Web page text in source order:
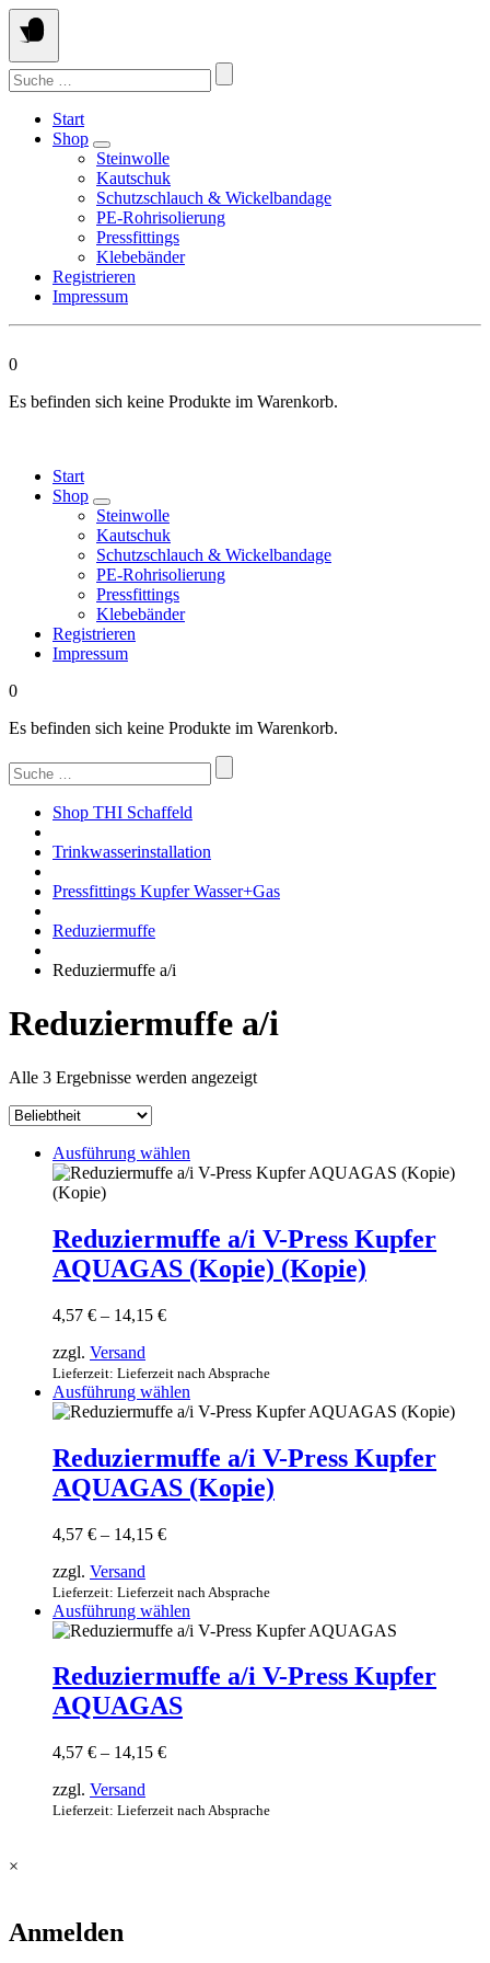
Springen
Sie
zum
Inhalt
Suchen
nach:
Start
Shop
Steinwolle
Kautschuk
Schutzschlauch & Wickelbandage
PE-Rohrisolierung
Pressfittings
Klebebänder
Registrieren
Impressum
0
Es befinden sich keine Produkte im Warenkorb.
Start
Shop
Steinwolle
Kautschuk
Schutzschlauch & Wickelbandage
PE-Rohrisolierung
Pressfittings
Klebebänder
Registrieren
Impressum
0
Es befinden sich keine Produkte im Warenkorb.
Suchen
nach:
Shop THI Schaffeld
Trinkwasserinstallation
Pressfittings Kupfer Wasser+Gas
Reduziermuffe
Reduziermuffe a/i
Reduziermuffe a/i
Alle 3 Ergebnisse werden angezeigtNach
Ausführung wählen
Produkt
Varianten
auf.
Die
Produktseite
werden
Reduziermuffe a/i V-Press Kupfer
AQUAGAS (Kopie) (Kopie)
4,57 € – 14,15 €Preisspanne:
14,15 €
zzgl. Versand
Lieferzeit: Lieferzeit nach Absprache
Ausführung wählen
Produkt
mehrere
Varianten
auf.
der
gewählt
Reduziermuffe a/i V-Press Kupfer
AQUAGAS (Kopie)
4,57 € – 14,15 €Preisspanne:
14,15 €
zzgl. Versand
Lieferzeit: Lieferzeit nach Absprache
Ausführung wählen
Produkt
mehrere
Varianten
der
Reduziermuffe a/i V-Press Kupfer
AQUAGAS
4,57 € – 14,15 €Preisspanne:
14,15 €
zzgl. Versand
Lieferzeit: Lieferzeit nach Absprache
×
Anmelden